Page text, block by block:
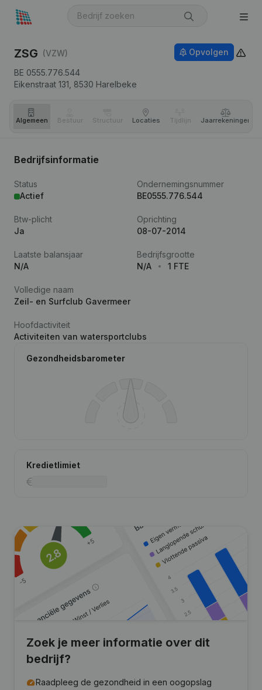
ZSG (VZW)
BE 0555.776.544
Eikenstraat 131, 8530 Harelbeke
Opvolgen
Algemeen Bestuur Structuur Locaties Tijdlijn Jaar­rekeningen
Bedrijfsinformatie
Status
Actief
Ondernemingsnummer
BE0555.776.544
Btw-plicht
Ja
Oprichting
08-07-2014
Laatste balansjaar
N/A
Bedrijfsgrootte
N/A
1 FTE
Volledige naam
Zeil- en Surfclub Gavermeer
Hoofdactiviteit
Activiteiten van watersportclubs
Gezondheidsbarometer
Kredietlimiet
Zoek je meer informatie over dit
bedrijf?
Raadpleeg de gezondheid in een oogopslag